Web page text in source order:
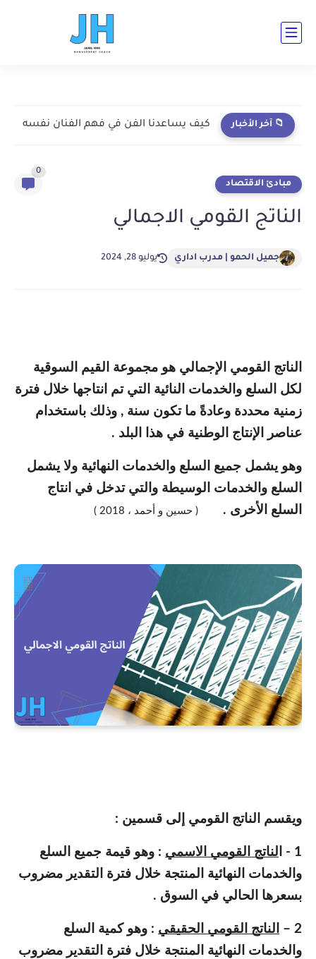
📁 آخر الأخبار كيف يساعدنا الفن في فهم الفنان نفسه
مبادئ الاقتصاد
0
الناتج القومي الاجمالي
جميل الحمو | مدرب اداري يوليو 28, 2024
الناتج القومي الإجمالي هو مجموعة القيم السوقية
لكل السلع والخدمات النائية التي تم انتاجها خلال فترة
زمنية محددة وعادةً ما تكون سنة , وذلك باستخدام
عناصر الإنتاج الوطنية في هذا البلد .
وهو يشمل جميع السلع والخدمات النهائية ولا يشمل
السلع والخدمات الوسيطة والتي تدخل في انتاج
السلع الأخرى .
( حسين و أحمد ، 2018 )
ويقسم الناتج القومي إلى قسمين :
1 - ا لناتج القومي الاسمي : وهو قيمة جميع السلع
والخدمات النهائية المنتجة خلال فترة التقدير مضروب
بسعرها الحالي في السوق .
2 – الناتج القومي الحقيقي : وهو كمية السلع
والخدمات النهائية المنتجة خلال فترة التقدير مضروب